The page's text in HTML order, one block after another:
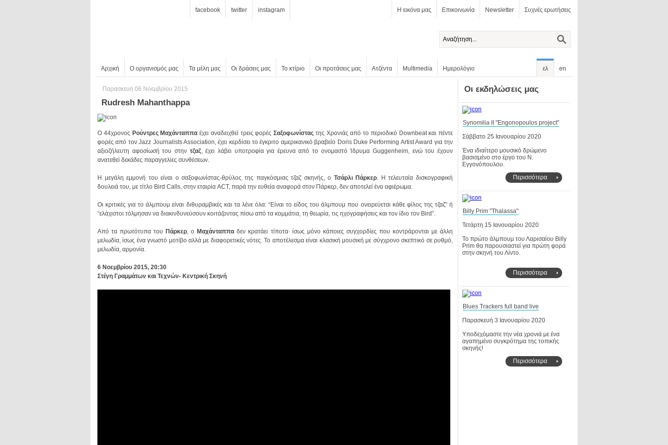
facebook twitter instagram Η εικόνα μας Επικοινωνία Newsletter Συχνές ερωτήσεις
Αρχική Ο οργανισμός μας Τα μέλη μας Οι δράσεις μας Το κτίριο Οι προτάσεις μας Ατζέντα Multimedia Ημερολόγιο ελ en
Παρασκευή 06 Νοεμβρίου 2015
Rudresh Mahanthappa
Ο 44χρονος Ρούντρες Μαχάνταππα έχει αναδειχθεί τρεις φορές Σαξοφωνίστας
αξιοζήλευτη αφοσίωσή του στην τζαζ
ανατεθεί δεκάδες παραγγελίες συνθέσεων.
Η μεγάλη εμμονή του είναι ο σαξοφωνίστας-θρύλος της παγκόσμιας τζαζ σκηνής, ο Τσάρλι Πάρκερ
δουλειά του, με τίτλο Bird Calls, στην εταιρία ACT, παρά την ευθεία αναφορά στον Πάρκερ, δεν αποτελεί ένα αφιέρωμα.
“ελάχιστοι τόλμησαν να διακινδυνεύσουν κοιτάζοντας πίσω από τα κομμάτια, τη θεωρία, τις ηχογραφήσεις και τον ίδιο τον Bird”.
Από τα πρωτότυπα του Πάρκερ, o Μαχάνταππα
μελωδία, αρμονία.
6 Νοεμβρίου 2015, 20:30
Στέγη Γραμμάτων και Τεχνών- Κεντρική Σκηνή
Οι εκδηλώσεις μας
Synomilia II "Engonopoulos project"
Σάββατο 25 Ιανουαρίου 2020
Εγγονόπουλου.
Περισσότερα
Billy Prim "Thalassa"
Τετάρτη 15 Ιανουαρίου 2020
στην σκηνή του Λίντο.
Περισσότερα
Blues Trackers full band live
Παρασκευή 3 Ιανουαρίου 2020
σκηνής!
Περισσότερα